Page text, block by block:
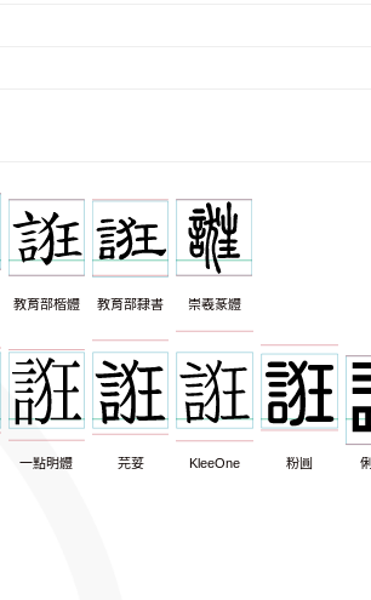
教育部楷體 教育部隸書 崇羲篆體
一點明體 芫荽 KleeOne 粉圓